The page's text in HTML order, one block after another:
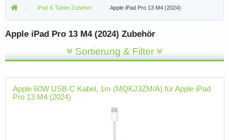
iPad & Tablet Zubehör Apple iPad Pro 13 M4 (2024)
Apple iPad Pro 13 M4 (2024) Zubehör
Sortierung & Filter
Apple 60W USB-C Kabel, 1m (MQKJ3ZM/A) für Apple iPad
Pro 13 M4 (2024)